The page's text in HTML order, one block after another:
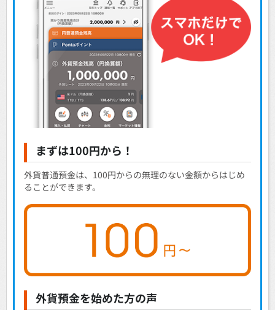
まずは100円から！
外貨普通預金は、100円からの無理のない金額からはじめ
ることができます。
外貨預金を始めた方の声